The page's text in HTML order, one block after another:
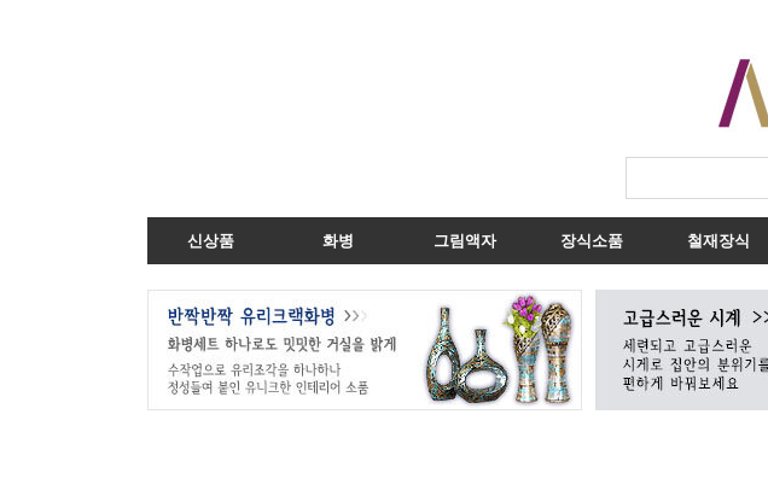
신상품 화병 그림액자 장식소품 철재장식